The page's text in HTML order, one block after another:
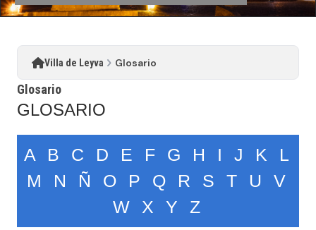
Villa de Leyva Glosario
Glosario
​GLOSARIO
A B C D E F G H I J K
L
M
N Ñ O P Q R S T U
V
W
X Y Z